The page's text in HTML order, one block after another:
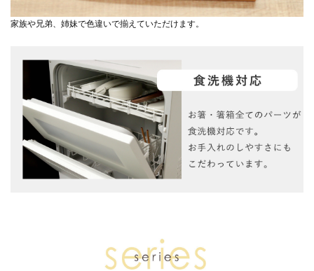
家族や兄弟、姉妹で色違いで揃えていただけます。